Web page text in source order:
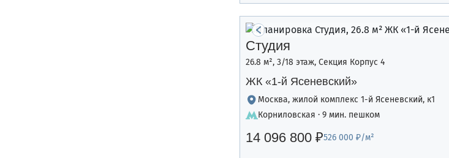
Студия
26.8 м², 3/18 этаж, Секция Корпус 4
ЖК «1-й Ясеневский»
Москва, жилой комплекс 1-й Ясеневский, к1
Корниловская · 9 мин. пешком
14 096 800 ₽526 000 ₽/м²